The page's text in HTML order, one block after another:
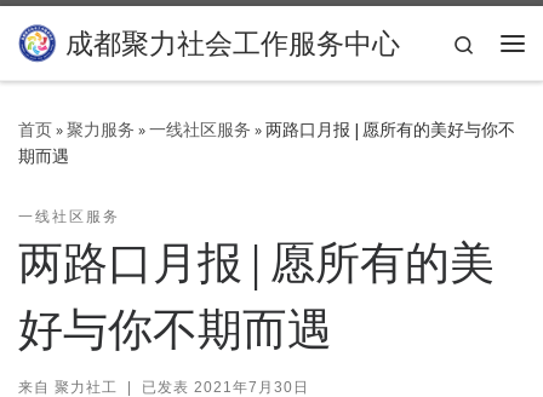
Skip to content
成都聚力社会工作服务中心
Search
首页»聚力服务 »一线社区服务 »两路口月报 | 愿所有的美好与你不
期而遇
一线社区服务
两路口月报 | 愿所有的美
好与你不期而遇
来自 聚力社工 | 已发表 2021年7月30日